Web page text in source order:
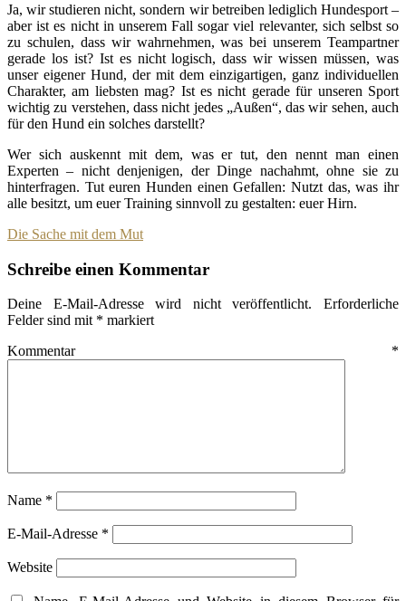
Ja, wir studieren nicht, sondern wir betreiben lediglich Hundesport –
aber ist es nicht in unserem Fall sogar viel relevanter, sich selbst so
zu schulen, dass wir wahrnehmen, was bei unserem Teampartner
gerade los ist? Ist es nicht logisch, dass wir wissen müssen, was
unser eigener Hund, der mit dem einzigartigen, ganz individuellen
Charakter, am liebsten mag? Ist es nicht gerade für unseren Sport
wichtig zu verstehen, dass nicht jedes „Außen“, das wir sehen, auch
für den Hund ein solches darstellt?
Wer sich auskennt mit dem, was er tut, den nennt man einen
Experten – nicht denjenigen, der Dinge nachahmt, ohne sie zu
hinterfragen. Tut euren Hunden einen Gefallen: Nutzt das, was ihr
alle besitzt, um euer Training sinnvoll zu gestalten: euer Hirn.
Beitragsnavigation
Die Sache mit dem Mut
Schreibe einen Kommentar
Deine E-Mail-Adresse wird nicht veröffentlicht.
Erforderliche
Felder sind mit * markiert
Kommentar *
Name *
E-Mail-Adresse *
Website